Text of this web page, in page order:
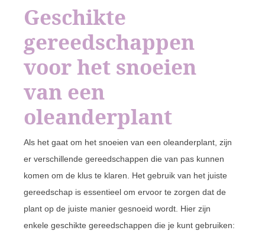
Geschikte
gereedschappen
voor het snoeien
van een
oleanderplant
Als het gaat om het snoeien van een oleanderplant, zijn
er verschillende gereedschappen die van pas kunnen
komen om de klus te klaren. Het gebruik van het juiste
gereedschap is essentieel om ervoor te zorgen dat de
plant op de juiste manier gesnoeid wordt. Hier zijn
enkele geschikte gereedschappen die je kunt gebruiken: